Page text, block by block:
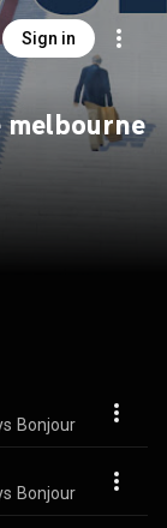
Sign in
melbourne
Bonjour
Bonjour